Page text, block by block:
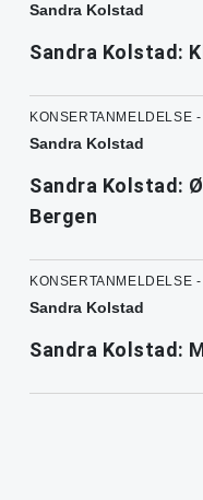
Sandra Kolstad
Sandra Kolstad:
KONSERTANMELDELSE
Sandra Kolstad
Sandra Kolstad:
Bergen
KONSERTANMELDELSE
Sandra Kolstad
Sandra Kolstad: